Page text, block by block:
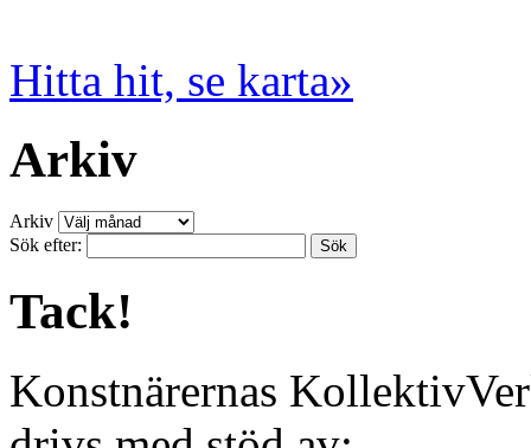
Hitta hit, se karta»
Arkiv
Arkiv
Sök efter:
Tack!
Konstnärernas